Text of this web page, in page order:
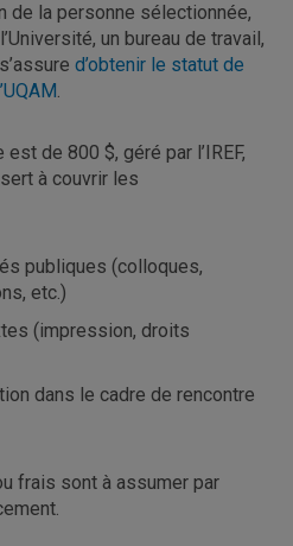
de la personne sélectionnée,
un bureau de travail,
d’obtenir le statut de
.
de 800 $, géré par l’IREF,
à couvrir les
publiques (colloques,
etc.)
(impression, droits
dans le cadre de rencontre
frais sont à assumer par